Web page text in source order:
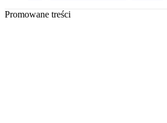
Promowane treści